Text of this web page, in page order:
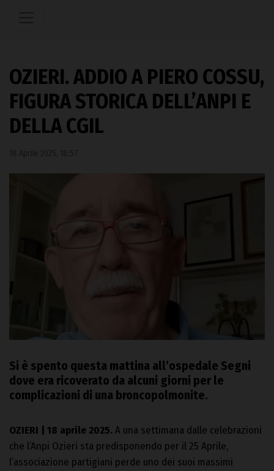
OZIERI. ADDIO A PIERO COSSU,
FIGURA STORICA DELL’ANPI E
DELLA CGIL
Si è spento questa mattina all’ospedale Segni
dove era ricoverato da alcuni giorni per le
complicazioni di una broncopolmonite.
OZIERI | 18 aprile 2025.A una settimana dalle celebrazioni
che l’Anpi Ozieri sta predisponendo per il 25 Aprile,
l’associazione partigiani perde uno dei suoi massimi